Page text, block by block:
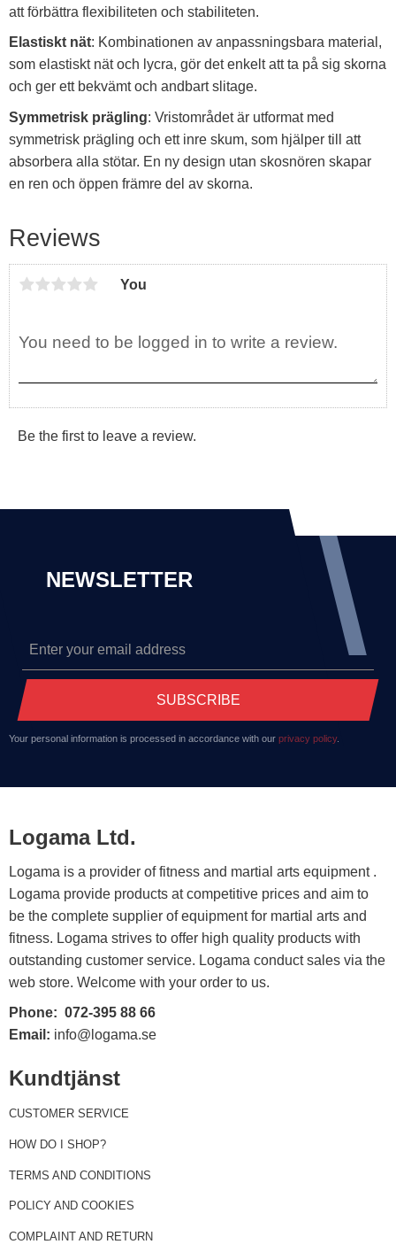
att förbättra flexibiliteten och stabiliteten.
Elastiskt nät: Kombinationen av anpassningsbara material,
som elastiskt nät och lycra, gör det enkelt att ta på sig skorna
och ger ett bekvämt och andbart slitage.
Symmetrisk prägling: Vristområdet är utformat med
symmetrisk prägling och ett inre skum, som hjälper till att
absorbera alla stötar. En ny design utan skosnören skapar
en ren och öppen främre del av skorna.
Reviews
You
Be the first to leave a review.
NEWSLETTER
SUBSCRIBE
Your personal information is processed in accordance with our privacy policy.
Logama Ltd.
Logama is a provider of fitness and martial arts equipment .
Logama provide products at competitive prices and aim to
be the complete supplier of equipment for martial arts and
fitness. Logama strives to offer high quality products with
outstanding customer service. Logama conduct sales via the
web store. Welcome with your order to us.
Phone: 072-395 88 66
Email: info@logama.se
Kundtjänst
CUSTOMER SERVICE
HOW DO I SHOP?
TERMS AND CONDITIONS
POLICY AND COOKIES
COMPLAINT AND RETURN